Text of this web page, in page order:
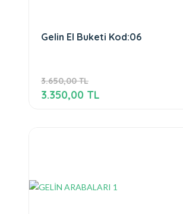
Gelin El Buketi Kod:06
3.650,00 TL
3.350,00 TL